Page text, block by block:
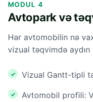
MODUL 4
Avtopark və
Hər avtomobilin nə
vizual təqvimdə aydın
Vizual Gantt-tipli
Avtomobil profili: